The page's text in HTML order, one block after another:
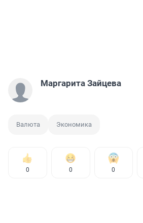
Маргарита Зайцева
Валюта Экономика
0 0 0